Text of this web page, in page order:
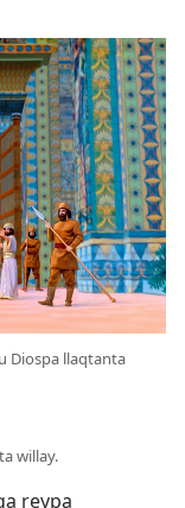
Diospa llaqtanta
willay.
reypa